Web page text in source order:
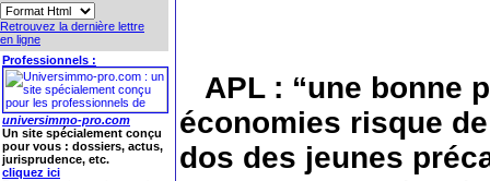
Retrouvez la dernière lettre
en ligne
Professionnels :
universimmo-pro.com
Un site spécialement conçu
pour vous : dossiers, actus,
jurisprudence, etc.
cliquez ici
APL : “une bonne
économies risque
dos des jeunes